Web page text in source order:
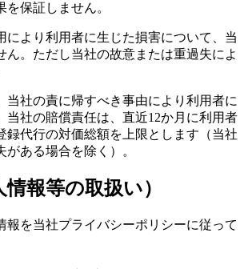
保証しません。
により利用者に生じた損害について、当
ん。ただし当社の故意または重過失によ
当社の責に帰すべき事由により利用者に
当社の賠償責任は、直近12か月に利用者
録代行の対価総額を上限とします（当社
ある場合を除く）。
報等の取扱い）
報を当社プライバシーポリシーに従って